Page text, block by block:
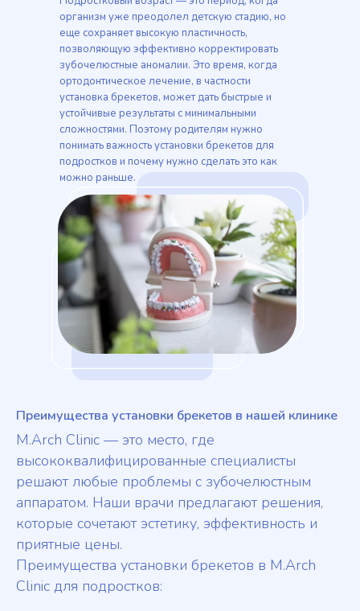
организм уже преодолел детскую стадию, но
еще сохраняет высокую пластичность,
позволяющую эффективно корректировать
зубочелюстные аномалии. Это время, когда
ортодонтическое лечение, в частности
установка брекетов, может дать быстрые и
устойчивые результаты с минимальными
сложностями. Поэтому родителям нужно
понимать важность установки брекетов для
подростков и почему нужно сделать это как
можно раньше.
Преимущества установки брекетов в нашей клинике
M.Arch Clinic — это место, где
высококвалифицированные специалисты
решают любые проблемы с зубочелюстным
аппаратом. Наши врачи предлагают решения,
которые сочетают эстетику, эффективность и
приятные цены.
Преимущества установки брекетов в M.Arch
Clinic для подростков: